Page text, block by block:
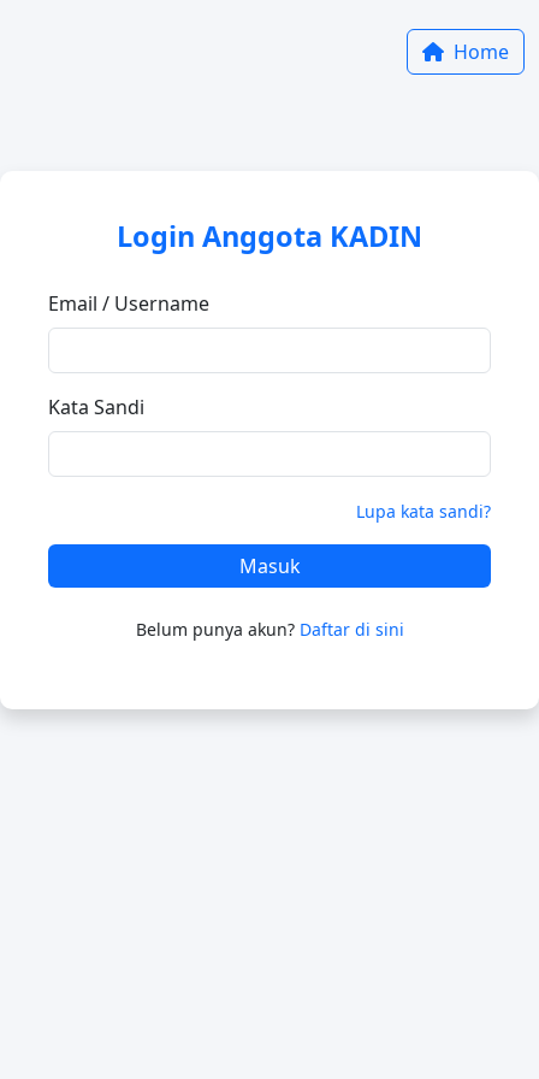
Home
Login Anggota KADIN
Email / Username
Kata Sandi
Lupa kata sandi?
Masuk
Belum punya akun? Daftar di sini